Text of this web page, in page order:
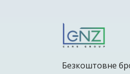
Безкоштовне